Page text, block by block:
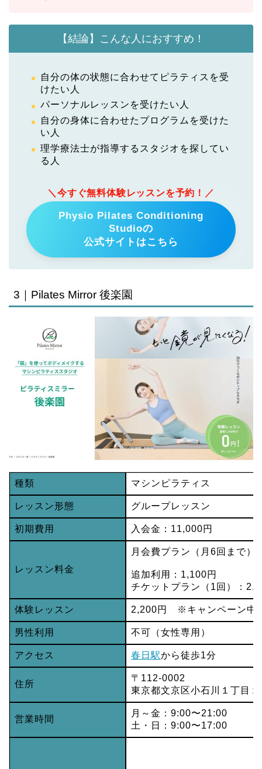
【結論】こんな人におすすめ！
自分の体の状態に合わせてピラティスを受
けたい人
パーソナルレッスンを受けたい人
自分の身体に合わせたプログラムを受けた
い人
理学療法士が指導するスタジオを探してい
る人
＼今すぐ無料体験レッスンを予約！／
Physio Pilates Conditioning
Studioの
公式サイトはこちら
3｜Pilates Mirror 後楽園
種類 マシンピラティス
レッスン形態 グループレッスン
初期費用 入会金：11,000円
レッスン料金
月会費プラン（月6回まで）
追加利用：1,100円
チケットプラン（1回）：
体験レッスン 2,200円 ※キャンペーン
男性利用 不可（女性専用）
アクセス 春日駅から徒歩1分
住所
〒112-0002
東京都文京区小石川１丁目
営業時間
月～金：9:00〜21:00
土・日：9:00〜17:00